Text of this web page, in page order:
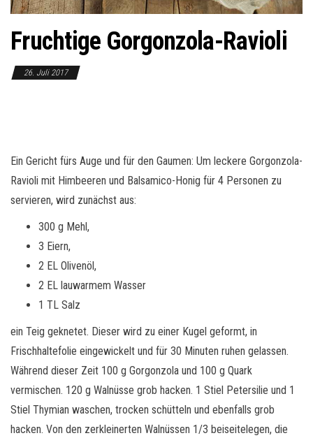
Fruchtige Gorgonzola-Ravioli
26. Juli 2017
Ein Gericht fürs Auge und für den Gaumen: Um leckere Gorgonzola-
Ravioli mit Himbeeren und Balsamico-Honig für 4 Personen zu
servieren, wird zunächst aus:
300 g Mehl,
3 Eiern,
2 EL Olivenöl,
2 EL lauwarmem Wasser
1 TL Salz
ein Teig geknetet. Dieser wird zu einer Kugel geformt, in
Frischhaltefolie eingewickelt und für 30 Minuten ruhen gelassen.
Während dieser Zeit 100 g Gorgonzola und 100 g Quark
vermischen. 120 g Walnüsse grob hacken. 1 Stiel Petersilie und 1
Stiel Thymian waschen, trocken schütteln und ebenfalls grob
hacken. Von den zerkleinerten Walnüssen 1/3 beiseitelegen, die